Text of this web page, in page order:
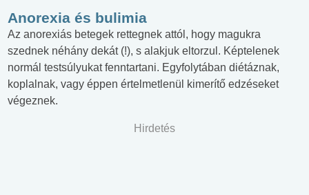
Anorexia és bulimia
Az anorexiás betegek rettegnek attól, hogy magukra
szednek néhány dekát (!), s alakjuk eltorzul. Képtelenek
normál testsúlyukat fenntartani. Egyfolytában diétáznak,
koplalnak, vagy éppen értelmetlenül kimerítő edzéseket
végeznek.
Hirdetés